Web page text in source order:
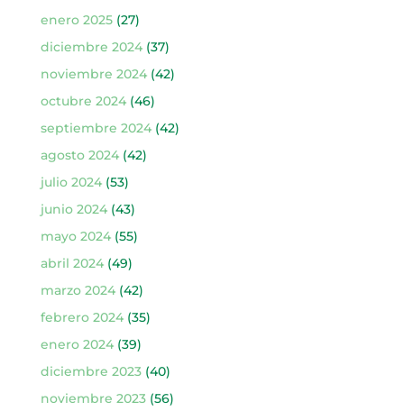
enero 2025(27)
diciembre 2024(37)
noviembre 2024(42)
octubre 2024(46)
septiembre 2024(42)
agosto 2024(42)
julio 2024(53)
junio 2024(43)
mayo 2024(55)
abril 2024(49)
marzo 2024(42)
febrero 2024(35)
enero 2024(39)
diciembre 2023(40)
noviembre 2023(56)